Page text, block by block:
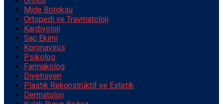
Mide Botoksu
Ortopedi ve Travmatoloji
Kardiyoloji
Saç Ekimi
Koronavirüs
Psikolog
Farmakolog
Diyetisyen
Plastik Rekonstrüktif ve Estetik
Dermatoloji